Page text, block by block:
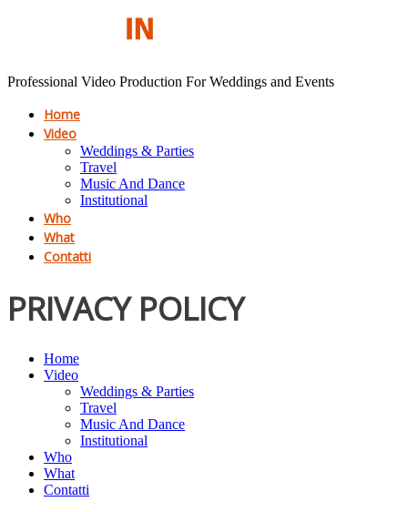
Professional Video Production For Weddings and Events
Home
Video
Weddings & Parties
Travel
Music And Dance
Institutional
Who
What
Contatti
PRIVACY POLICY
Home
Video
Weddings & Parties
Travel
Music And Dance
Institutional
Who
What
Contatti